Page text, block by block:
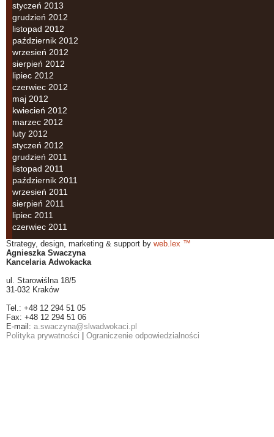
styczeń 2013
grudzień 2012
listopad 2012
październik 2012
wrzesień 2012
sierpień 2012
lipiec 2012
czerwiec 2012
maj 2012
kwiecień 2012
marzec 2012
luty 2012
styczeń 2012
grudzień 2011
listopad 2011
październik 2011
wrzesień 2011
sierpień 2011
lipiec 2011
czerwiec 2011
Strategy, design, marketing & support by web.lex ™
Agnieszka Swaczyna
Kancelaria Adwokacka
ul. Starowiślna 18/5
31-032 Kraków
Tel.: +48 12 294 51 05
Fax: +48 12 294 51 06
E-mail: a.swaczyna@slwadwokaci.pl
Polityka prywatności
Ograniczenie odpowiedzialności